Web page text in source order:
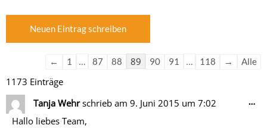
← 1 … 87 88 89 90 91 … 118 → Alle
1173 Einträge
Tanja Wehrschrieb am 9. Juni 2015 um 7:02
Hallo liebes Team,
…